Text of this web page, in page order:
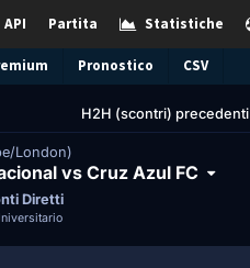
Statistiche
Partita
API
Pronostico CSV
H2H (scontri) precedenti
London)
vs Cruz Azul FC
Diretti